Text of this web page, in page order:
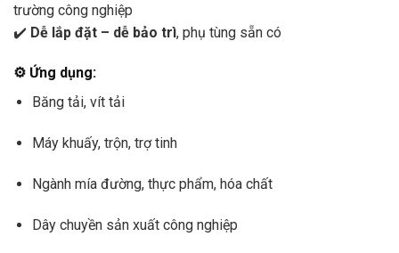
trường công nghiệp
✔️ Dễ lắp đặt – dễ bảo trì, phụ tùng sẵn có
⚙️ Ứng dụng:
Băng tải, vít tải
Máy khuấy, trộn, trợ tinh
Ngành mía đường, thực phẩm, hóa chất
Dây chuyền sản xuất công nghiệp